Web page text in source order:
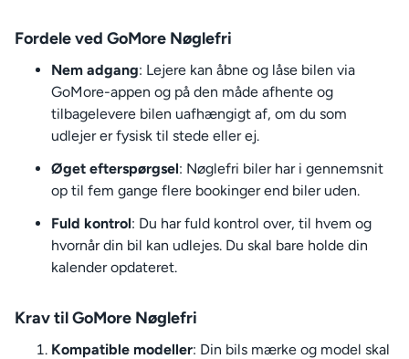
Fordele ved GoMore Nøglefri
Nem adgang: Lejere kan åbne og låse bilen via
GoMore-appen og på den måde afhente og
tilbagelevere bilen uafhængigt af, om du som
udlejer er fysisk til stede eller ej.
Øget efterspørgsel: Nøglefri biler har i gennemsnit
op til fem gange flere bookinger end biler uden.
Fuld kontrol: Du har fuld kontrol over, til hvem og
hvornår din bil kan udlejes. Du skal bare holde din
kalender opdateret.
Krav til GoMore Nøglefri
Kompatible modeller: Din bils mærke og model skal